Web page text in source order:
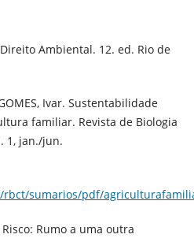
Ambiental. 12. ed. Rio de
Ivar. Sustentabilidade
familiar. Revista de Biologia
1, jan./jun.
sumarios/pdf/
Rumo a uma outra